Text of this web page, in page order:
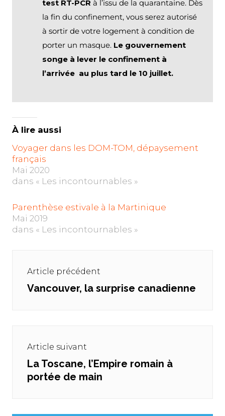
test RT-PCR à l’issu de la quarantaine. Dès
la fin du confinement, vous serez autorisé
à sortir de votre logement à condition de
porter un masque. Le gouvernement
songe à lever le confinement à
l’arrivée au plus tard le 10 juillet.
À lire aussi
Voyager dans les DOM-TOM, dépaysement
français
Mai 2020
dans « Les incontournables »
Parenthèse estivale à la Martinique
Mai 2019
dans « Les incontournables »
l’articleArticle précédent
Previous
Vancouver, la surprise canadienne
Article suivant
Next
post:
La Toscane, l’Empire romain à
portée de main